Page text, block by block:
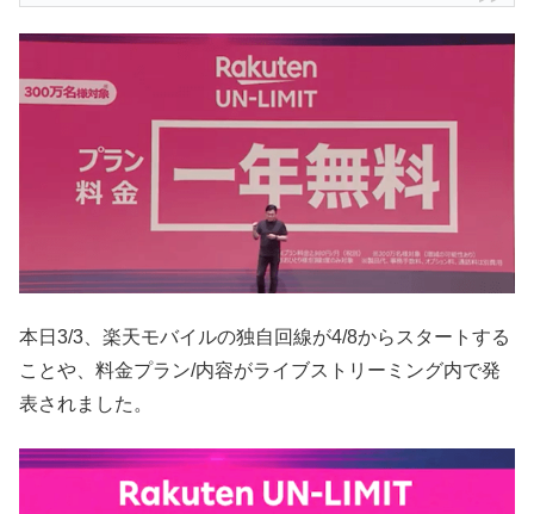
本日3/3、楽天モバイルの独自回線が4/8からスタートする
ことや、料金プラン/内容がライブストリーミング内で発
表されました。